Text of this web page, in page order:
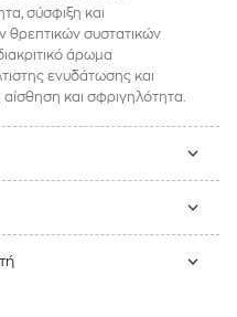
σύσφιξη και
συστατικών
άρωμα
ενυδάτωσης και
και σφριγηλότητα.